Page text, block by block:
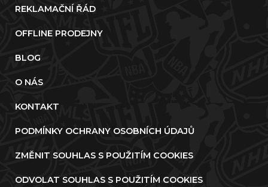
REKLAMAČNÍ ŘÁD
OFFLINE PRODEJNY
BLOG
O NÁS
KONTAKT
PODMÍNKY OCHRANY OSOBNÍCH ÚDAJŮ
ZMĚNIT SOUHLAS S POUŽITÍM COOKIES
ODVOLAT SOUHLAS S POUŽITÍM COOKIES